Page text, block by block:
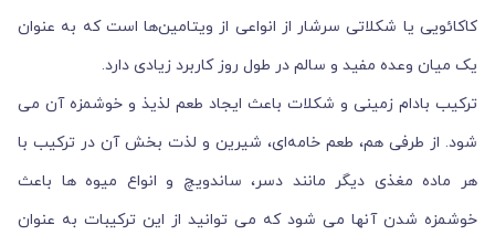
کاکائویی یا شکلاتی سرشار از انواعی از ویتامین‌ها است که به عنوان
یک میان وعده مفید و سالم در طول روز کاربرد زیادی دارد.
ترکیب بادام زمینی و شکلات باعث ایجاد طعم لذیذ و خوشمزه آن می
شود. از طرفی هم، طعم خامه‌ای، شیرین و لذت بخش آن در ترکیب با
هر ماده مغذی دیگر مانند دسر، ساندويچ و انواع میوه ها باعث
خوشمزه شدن آنها می شود که می توانید از این ترکیبات به عنوان